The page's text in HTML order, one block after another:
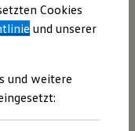
Gebrauchtwagen
der Montage von
erleichtert wird.
Cookies
und unserer
und weitere